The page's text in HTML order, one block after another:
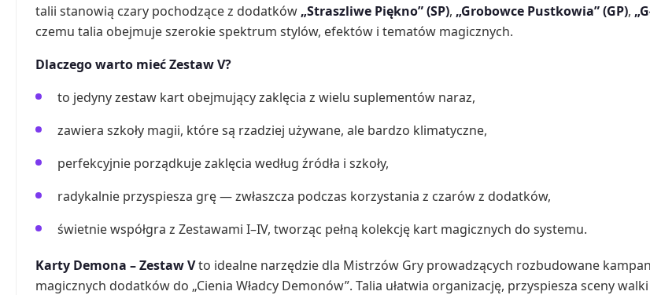
talii stanowią czary pochodzące z dodatków „Straszliwe Piękno” (SP), „Grobowce Pustkowia” (GP),
czemu talia obejmuje szerokie spektrum stylów, efektów i tematów magicznych.
Dlaczego warto mieć Zestaw V?
to jedyny zestaw kart obejmujący zaklęcia z wielu suplementów naraz,
zawiera szkoły magii, które są rzadziej używane, ale bardzo klimatyczne,
perfekcyjnie porządkuje zaklęcia według źródła i szkoły,
radykalnie przyspiesza grę — zwłaszcza podczas korzystania z czarów z dodatków,
świetnie współgra z Zestawami I–IV, tworząc pełną kolekcję kart magicznych do systemu.
Karty Demona – Zestaw Vto idealne narzędzie dla Mistrzów Gry prowadzących rozbudowane
magicznych dodatków do „Cienia Władcy Demonów”. Talia ułatwia organizację, przyspiesza sceny